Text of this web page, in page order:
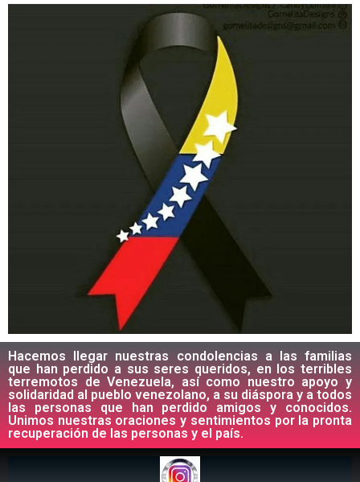
Hacemos llegar nuestras condolencias a las familias
que han perdido a sus seres queridos, en los terribles
terremotos de Venezuela, así como nuestro apoyo y
solidaridad al pueblo venezolano, a su diáspora y a todos
las personas que han perdido amigos y conocidos.
Unimos nuestras oraciones y sentimientos por la pronta
recuperación de las personas y el país.